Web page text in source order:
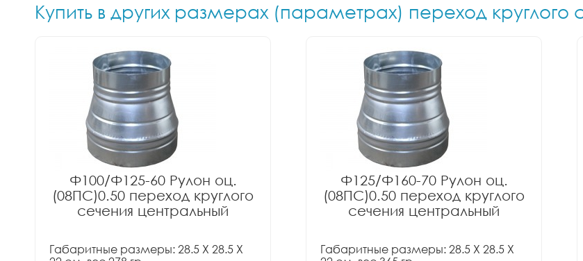
Купить в других размерах (параметрах) переход круглого
Ф100/Ф125-60 Рулон оц.
(08ПС)0.50 переход круглого
сечения центральный
Габаритные размеры: 28.5 X 28.5 X
Ф125/Ф160-70 Рулон оц.
(08ПС)0.50 переход круглого
сечения центральный
Габаритные размеры: 28.5 X 28.5 X